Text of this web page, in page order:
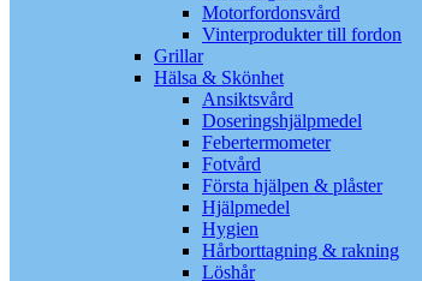
Motorfordonsvård
Vinterprodukter till fordon
Grillar
Hälsa & Skönhet
Ansiktsvård
Doseringshjälpmedel
Febertermometer
Fotvård
Första hjälpen & plåster
Hjälpmedel
Hygien
Hårborttagning & rakning
Löshår